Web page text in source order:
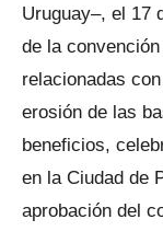
Uruguay–, el 17
de la
relacionadas
erosión de las
beneficios,
en la Ciudad de
aprobación del